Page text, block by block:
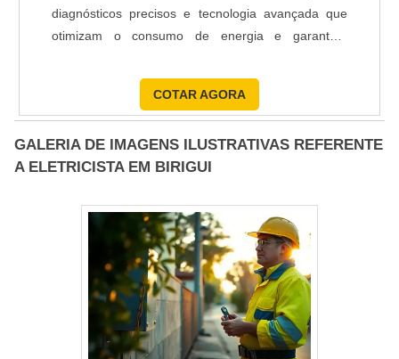
diagnósticos precisos e tecnologia avançada que
otimizam o consumo de energia e garantem
COTAR AGORA
GALERIA DE IMAGENS ILUSTRATIVAS REFERENTE
A ELETRICISTA EM BIRIGUI